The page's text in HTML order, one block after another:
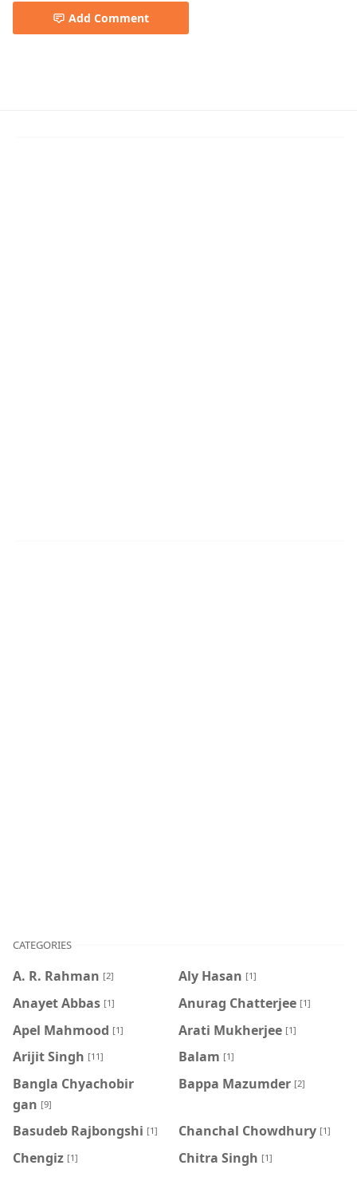
Add Comment
CATEGORIES
A. R. Rahman [2] Aly Hasan [1]
Anayet Abbas [1] Anurag Chatterjee [1]
Apel Mahmood [1] Arati Mukherjee [1]
Arijit Singh [11] Balam [1]
Bangla Chyachobir
gan [9]
Bappa Mazumder [2]
Basudeb Rajbongshi [1] Chanchal Chowdhury [1]
Chengiz [1] Chitra Singh [1]